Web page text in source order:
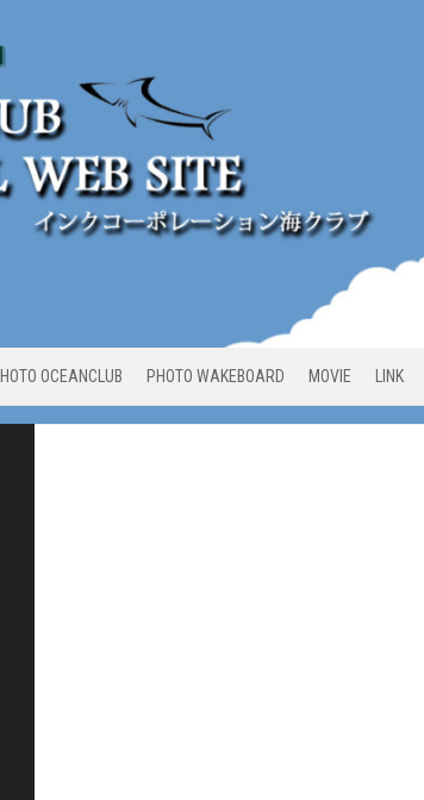
OCEANCLUB PHOTO WAKEBOARD MOVIE LINK